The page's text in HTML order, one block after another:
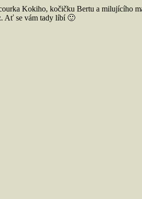
Kokiho, kočičku Bertu a milujícího
Ať se vám tady líbí 🙂